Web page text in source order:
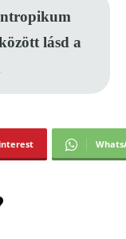
lásd a